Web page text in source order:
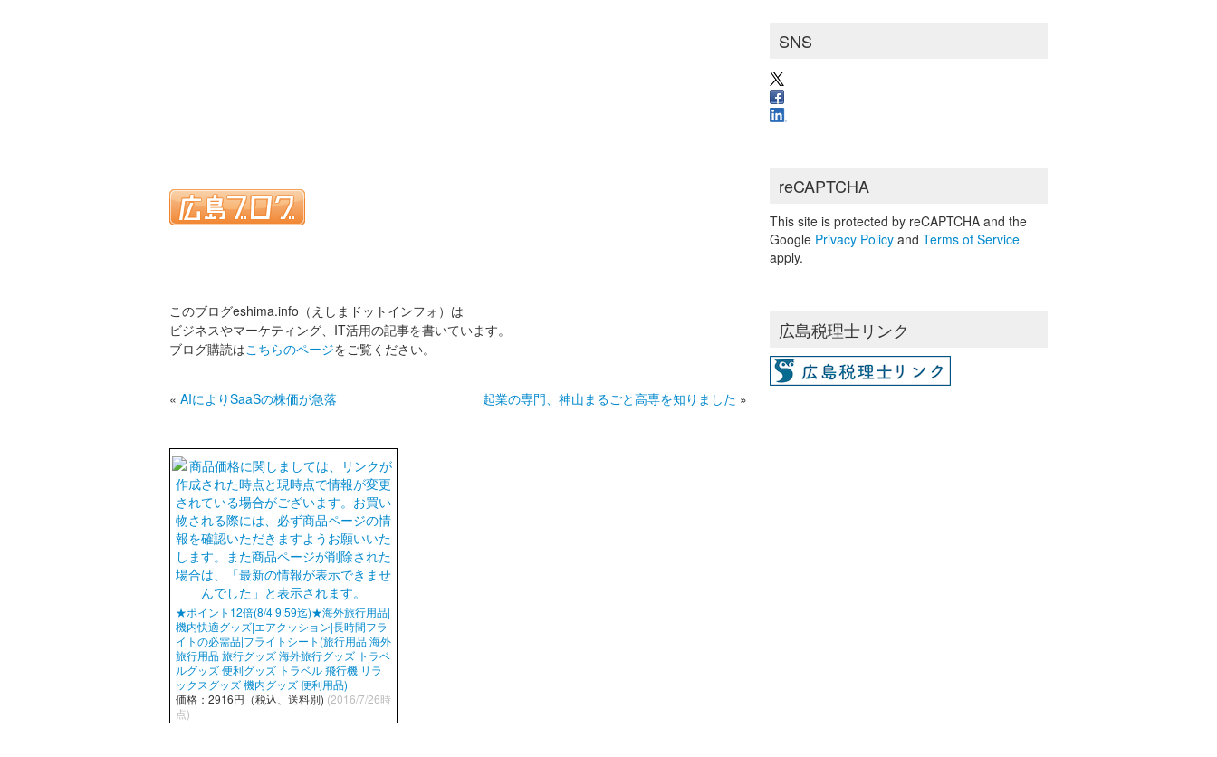
このブログeshima.info（えしまドットインフォ）は
ビジネスやマーケティング、IT活用の記事を書いています。
ブログ購読はこちらのページをご覧ください。
« AIによりSaaSの株価が急落 起業の専門、神山まるごと高専を知りました »
★ポイント12倍(8/4 9:59迄)★海外旅行用品|
機内快適グッズ|エアクッション|長時間フラ
イトの必需品|フライトシート(旅行用品 海外
旅行用品 旅行グッズ 海外旅行グッズ トラベ
ルグッズ 便利グッズ トラベル 飛行機 リラ
ックスグッズ 機内グッズ 便利用品)
価格：2916円（税込、送料別) (2016/7/26時
点)
SNS
reCAPTCHA
This site is protected by reCAPTCHA and the
Google Privacy Policy andTerms of Service
apply.
広島税理士リンク